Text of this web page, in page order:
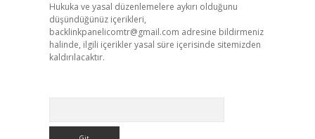
Hukuka ve yasal düzenlemelere aykırı olduğunu
düşündüğünüz içerikleri,
backlinkpanelicomtr@gmail.com adresine bildirmeniz
halinde, ilgili içerikler yasal süre içerisinde sitemizden
kaldırılacaktır.